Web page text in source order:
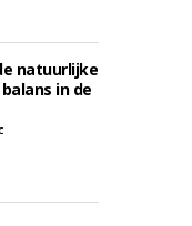
natuurlijke
in de